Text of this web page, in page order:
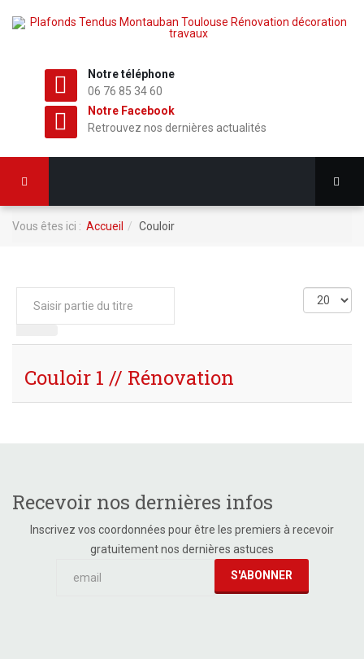
Notre téléphone
06 76 85 34 60
Notre Facebook
Retrouvez nos dernières actualités
Vous êtes ici : Accueil Couloir
Affichage
#
Couloir 1 // Rénovation
Recevoir nos dernières infos
Inscrivez vos coordonnées pour être les premiers à recevoir
gratuitement nos dernières astuces